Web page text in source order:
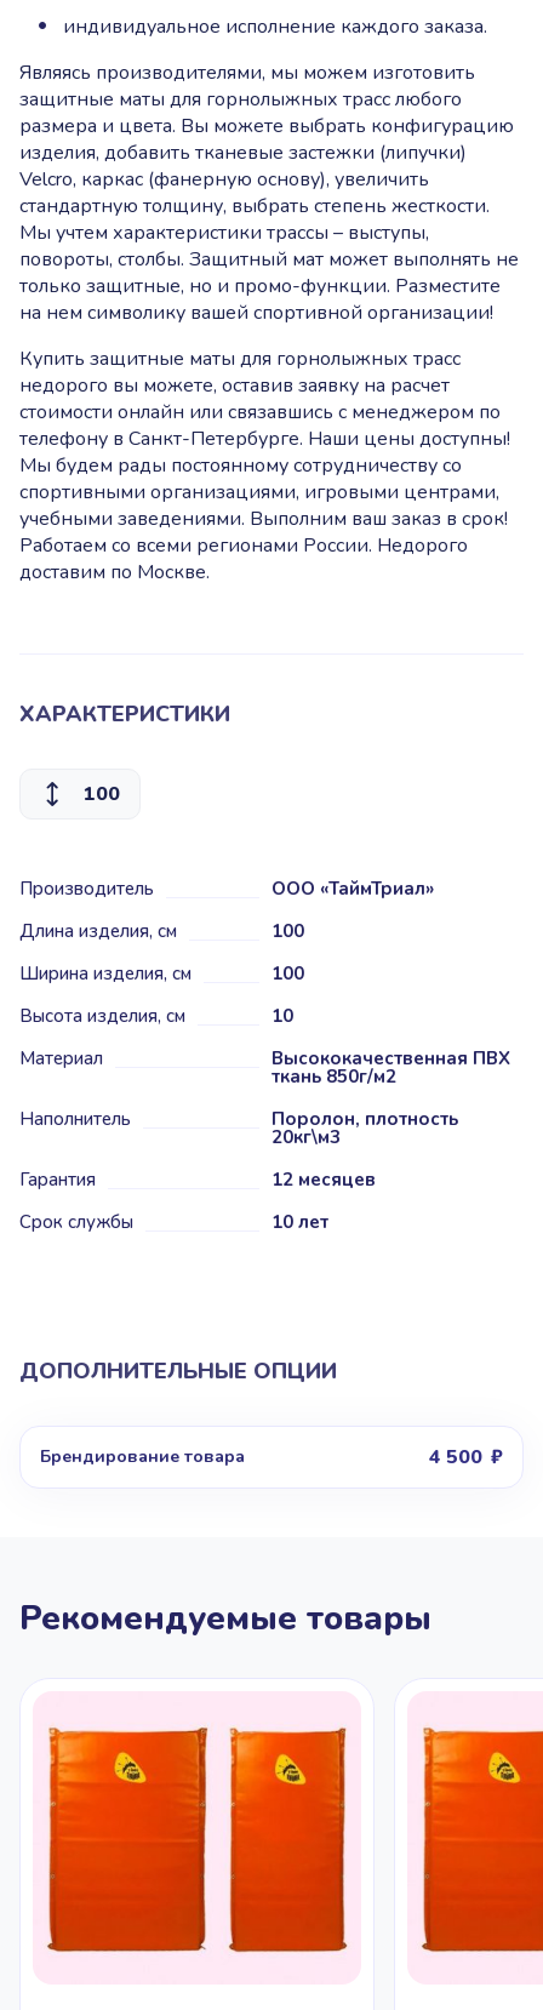
индивидуальное исполнение каждого заказа.
Являясь производителями, мы можем изготовить
защитные маты для горнолыжных трасс любого
размера и цвета. Вы можете выбрать конфигурацию
изделия, добавить тканевые застежки (липучки)
Velcro, каркас (фанерную основу), увеличить
стандартную толщину, выбрать степень жесткости.
Мы учтем характеристики трассы – выступы,
повороты, столбы. Защитный мат может выполнять не
только защитные, но и промо-функции. Разместите
на нем символику вашей спортивной организации!
Купить защитные маты для горнолыжных трасс
недорого вы можете, оставив заявку на расчет
стоимости онлайн или связавшись с менеджером по
телефону в Санкт-Петербурге. Наши цены доступны!
Мы будем рады постоянному сотрудничеству со
спортивными организациями, игровыми центрами,
учебными заведениями. Выполним ваш заказ в срок!
Работаем со всеми регионами России. Недорого
доставим по Москве.
ХАРАКТЕРИСТИКИ
100
Производитель
ООО «ТаймТриал»
Длина изделия, см
100
Ширина изделия, см
100
Высота изделия, см
10
Материал
Высококачественная ПВХ
ткань 850г/м2
Наполнитель
Поролон, плотность
20кг\м3
Гарантия
12 месяцев
Срок службы
10 лет
ДОПОЛНИТЕЛЬНЫЕ ОПЦИИ
Брендирование товара 4 500
Рекомендуемые товары